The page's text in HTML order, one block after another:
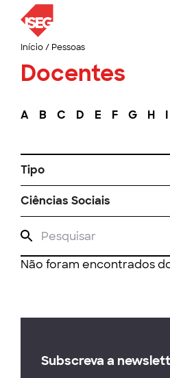
Início/ Pessoas
Docentes
A B C D E F G H I
Tipo
Ciências Sociais
Não foram encontrados
Subscreva a